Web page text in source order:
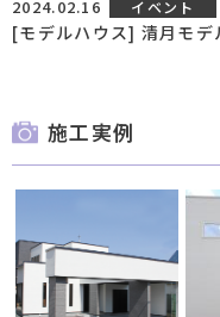
2024.02.16 イベント
施工実例